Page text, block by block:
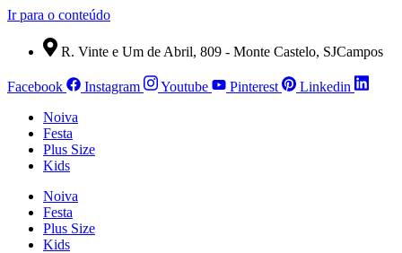
Ir para o conteúdo
R. Vinte e Um de Abril, 809 - Monte Castelo, SJCampos
Facebook Instagram Youtube Pinterest
Linkedin
Noiva
Festa
Plus Size
Kids
Noiva
Festa
Plus Size
Kids